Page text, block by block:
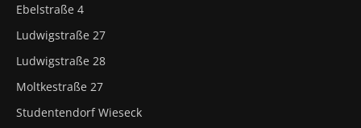
Ebelstraße 4
Ludwigstraße 27
Ludwigstraße 28
Moltkestraße 27
Studentendorf Wieseck